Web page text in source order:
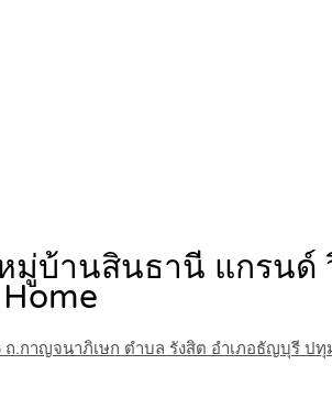
มู่บ้านสินธานี แกรนด์
Home
.กาญจนาภิเษก ตำบล รังสิต อำเภอธัญบุรี ปทุ